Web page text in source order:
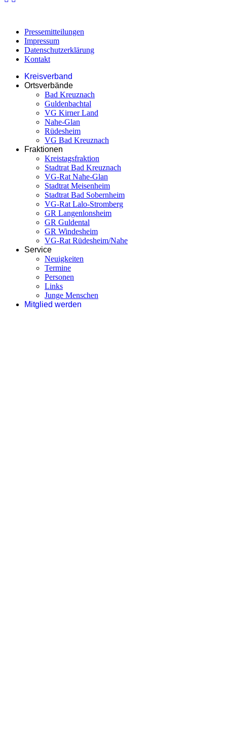
Pressemitteilungen
Impressum
Datenschutzerklärung
Kontakt
Kreisverband
Ortsverbände
Bad Kreuznach
Guldenbachtal
VG Kirner Land
Nahe-Glan
Rüdesheim
VG Bad Kreuznach
Fraktionen
Kreistagsfraktion
Stadtrat Bad Kreuznach
VG-Rat Nahe-Glan
Stadtrat Meisenheim
Stadtrat Bad Sobernheim
VG-Rat Lalo-Stromberg
GR Langenlonsheim
GR Guldental
GR Windesheim
VG-Rat Rüdesheim/Nahe
Service
Neuigkeiten
Termine
Personen
Links
Junge Menschen
Mitglied werden